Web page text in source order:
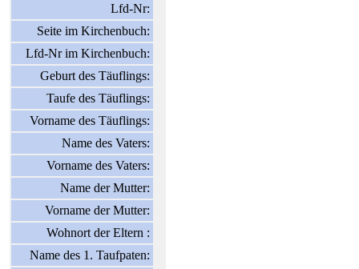
Lfd-Nr:
Seite im Kirchenbuch:
Lfd-Nr im Kirchenbuch:
Geburt des Täuflings:
Taufe des Täuflings:
Vorname des Täuflings:
Name des Vaters:
Vorname des Vaters:
Name der Mutter:
Vorname der Mutter:
Wohnort der Eltern :
Name des 1. Taufpaten: